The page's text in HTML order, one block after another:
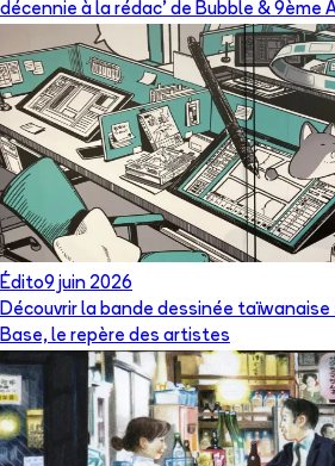
décennie à la rédac’ de Bubble & 9ème
Édito9 juin 2026
Découvrir la bande dessinée taïwanaise
Base, le repère des artistes